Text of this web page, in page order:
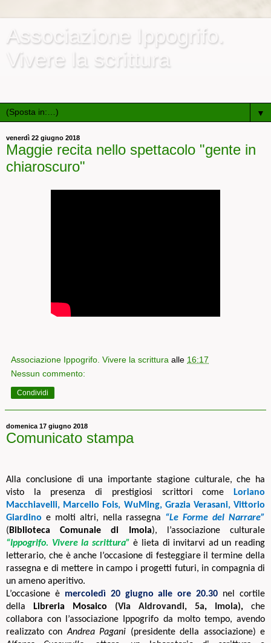
Associazione Ippogrifo.
Vivere la scrittura
▼
venerdì 22 giugno 2018
Maggie recita nello spettacolo "gente in
chiaroscuro"
Associazione Ippogrifo. Vivere la scrittura alle 16:17
Nessun commento:
Condividi
domenica 17 giugno 2018
Comunicato stampa
Alla conclusione di una importante stagione culturale, che ha
visto la presenza di prestigiosi scrittori come
Loriano
Macchiavelli, Marcello Fois, WuMing, Grazia Verasani, Vittorio
Giardino e molti altri, nella rassegna “Le Forme del Narrare”
( Biblioteca Comunale di Imola), l’associazione culturale
“Ippogrifo. Vivere la scrittura” è lieta di invitarvi ad un reading
letterario, che è anche l’occasione di festeggiare il termine della
rassegna e di mettere in campo i progetti futuri, in compagnia di
un ameno aperitivo.
L’occasione è mercoledì 20 giugno alle ore 20.30 nel cortile
della
Libreria Mosaico (Via Aldrovandi, 5a, Imola), che
collabora con l’associazione Ippogrifo da molto tempo, avendo
realizzato conAndrea Pagani (presidente della associazione) e